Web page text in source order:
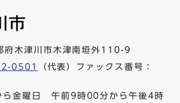
木津川市木津南垣外110-9
0501
（代表）ファックス番号：
金曜日 午前9時00分から午後4時